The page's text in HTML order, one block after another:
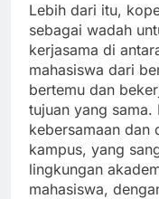
Lebih dari itu,
sebagai wadah
kerjasama di
mahasiswa dari
bertemu dan
tujuan yang sama.
kebersamaan dan
kampus, yang
lingkungan
mahasiswa,